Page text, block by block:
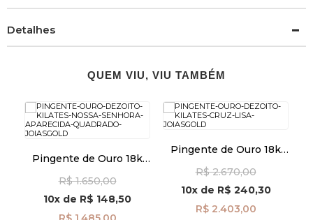
Detalhes
QUEM VIU, VIU TAMBÉM
Pingente de Ouro 18k
Aparecida Quadrado
pi24292
R$ 1.650,00
10x de R$ 148,50
Pingente de Ouro 18k
R$ 2.670,00
10xde R$ 240,30
R$ 2.403,00